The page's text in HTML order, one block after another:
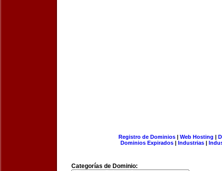
Registro de Dominios| Web Hosting |
Dominios Expirados | Industrias |
Categorías de Dominio: